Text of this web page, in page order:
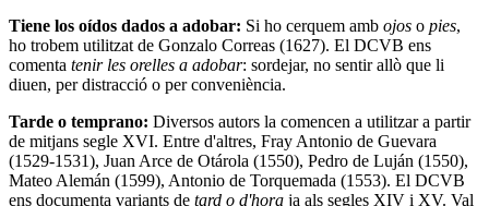
Tiene los oídos dados a adobar: Si ho cerquem amb ojos o pies,
ho trobem utilitzat de Gonzalo Correas (1627). El DCVB ens
comenta tenir les orelles a adobar: sordejar, no sentir allò que li
diuen, per distracció o per conveniència.
Tarde o temprano: Diversos autors la comencen a utilitzar a partir
de mitjans segle XVI. Entre d'altres, Fray Antonio de Guevara
(1529-1531), Juan Arce de Otárola (1550), Pedro de Luján (1550),
Mateo Alemán (1599), Antonio de Torquemada (1553). El DCVB
ens documenta variants de tard o d'hora ja als segles XIV i XV. Val